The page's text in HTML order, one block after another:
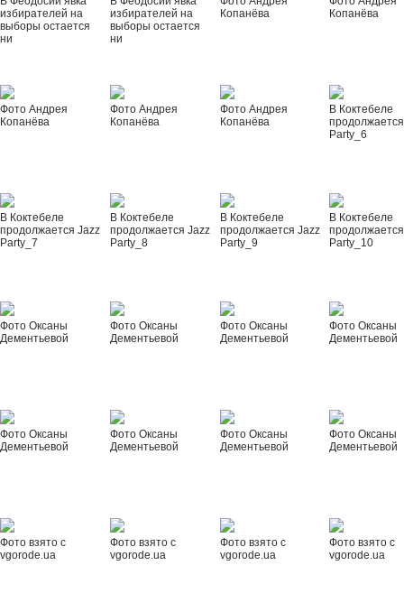
избирателей на
выборы остается
ни
избирателей на
выборы остается
ни
Копанёва
Копанёва
Фото Андрея
Копанёва
Фото Андрея
Копанёва
Фото Андрея
Копанёва
В Коктебеле
Party_6
В Коктебеле
продолжается Jazz
Party_7
В Коктебеле
продолжается Jazz
Party_8
В Коктебеле
продолжается Jazz
Party_9
В Коктебеле
Party_10
Фото Оксаны
Дементьевой
Фото Оксаны
Дементьевой
Фото Оксаны
Дементьевой
Фото Оксаны
Дементьевой
Фото Оксаны
Дементьевой
Фото Оксаны
Дементьевой
Фото Оксаны
Дементьевой
Фото Оксаны
Дементьевой
Фото взято с
vgorode.ua
Фото взято с
vgorode.ua
Фото взято с
vgorode.ua
Фото взято с
vgorode.ua